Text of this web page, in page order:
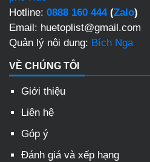
Hotline: 0888 160 444(Zalo)
Email: huetoplist@gmail.com
Quản lý nội dung: Bích Nga
VỀ CHÚNG TÔI
Giới thiệu
Liên hệ
Góp ý
Đánh giá và xếp hạng